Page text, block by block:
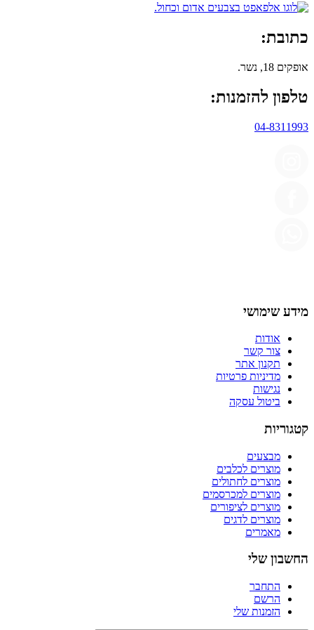
כתובת:
אופקים 18, נשר.
טלפון להזמנות:
04-8311993
מידע שימושי
אודות
צור קשר
תקנון אתר
מדיניות פרטיות
נגישות
ביטול עסקה
קטגוריות
מבצעים
מוצרים לכלבים
מוצרים לחתולים
מוצרים למכרסמים
מוצרים לציפורים
מוצרים לדגים
מאמרים
החשבון שלי
התחבר
הרשם
הזמנות שלי